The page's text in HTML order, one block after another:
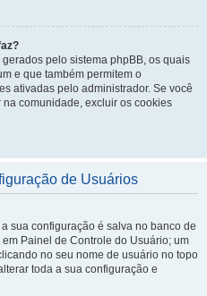
pelo sistema phpBB, os quais
e que também permitem o
ativadas pelo administrador. Se você
comunidade, excluir os cookies
de Usuários
sua configuração é salva no banco de
Painel de Controle do Usuário; um
no seu nome de usuário no topo
toda a sua configuração e